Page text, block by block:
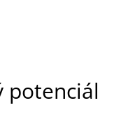
potenciál